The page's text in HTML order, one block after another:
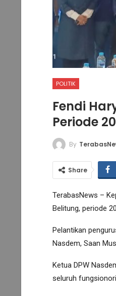
POLITIK
Fendi
Periode
By
Share
TerabasNews –
Belitung, periode
Pelantikan
Nasdem, Saan
Ketua DPW
seluruh